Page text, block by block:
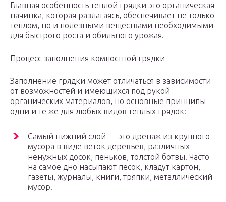
Главная особенность теплой грядки это органическая
начинка, которая разлагаясь, обеспечивает не только
теплом, но и полезными веществами необходимыми
для быстрого роста и обильного урожая.
Процесс заполнения компостной грядки
Заполнение грядки может отличаться в зависимости
от возможностей и имеющихся под рукой
органических материалов, но основные принципы
одни и те же для любых видов теплых грядок:
Самый нижний слой — это дренаж из крупного
мусора в виде веток деревьев, различных
ненужных досок, пеньков, толстой ботвы. Часто
на самое дно насыпают песок, кладут картон,
газеты, журналы, книги, тряпки, металлический
мусор.